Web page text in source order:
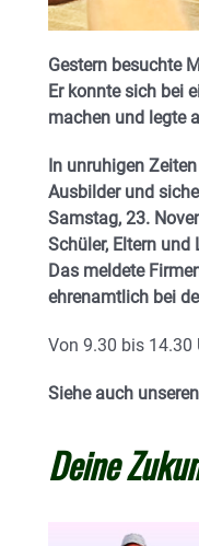
Gestern besuchte
Er konnte sich bei
machen und legte
In unruhigen
Ausbilder und
Samstag, 23.
Schüler, Eltern
Das meldete
ehrenamtlich bei
Von 9.30 bis 14.30
Siehe auch
Deine